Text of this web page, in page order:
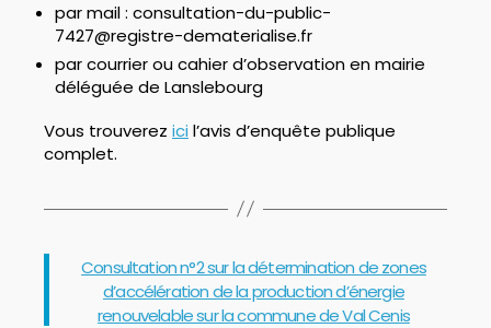
par mail : consultation-du-public-
7427@registre-dematerialise.fr
par courrier ou cahier d’observation en mairie
déléguée de Lanslebourg
Vous trouverez icil’avis d’enquête publique
complet.
Catégories
Consultation n°2 sur la détermination de zones
d’accélération de la production d’énergie
renouvelable sur la commune de Val Cenis